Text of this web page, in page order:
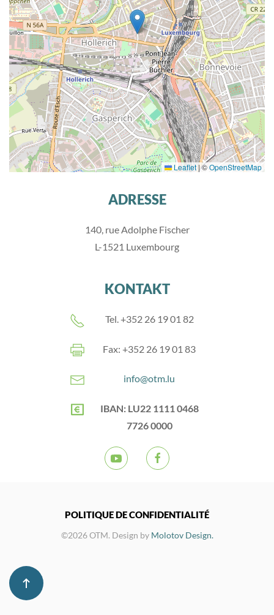
Leaflet |©OpenStreetMap
ADRESSE
140, rue Adolphe Fischer
L-1521 Luxembourg
KONTAKT
Tel. +352 26 19 01 82
Fax: +352 26 19 01 83
info@otm.lu
IBAN: LU22 1111 0468
7726 0000
POLITIQUE DE CONFIDENTIALITÉ
©2026 OTM. Design by Molotov Design.